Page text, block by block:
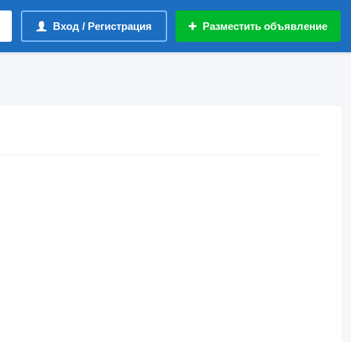
Вход / Регистрация Разместить объявление